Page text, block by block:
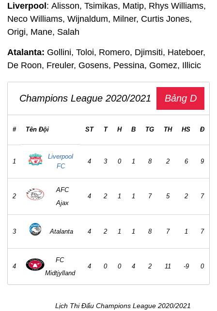
Liverpool : Alisson, Tsimikas, Matip, Rhys Williams,
Neco Williams, Wijnaldum, Milner, Curtis Jones,
Origi, Mane, Salah
Atalanta: Gollini, Toloi, Romero, Djimsiti, Hateboer,
De Roon, Freuler, Gosens, Pessina, Gomez, Illicic
Champions League 2020/2021 Bảng D
# Tên Đội ST T H B TG TH HS Đ
1
Liverpool
FC
4 3 0 1 8 2 6 9
2
AFC
Ajax
4 2 1 1 7 5 2 7
3 Atalanta 4 2 1 1 8 7 1 7
4
FC
Midtjylland
4 0 0 4 2 11 -9 0
Lịch Thi Đấu Champions League 2020/2021